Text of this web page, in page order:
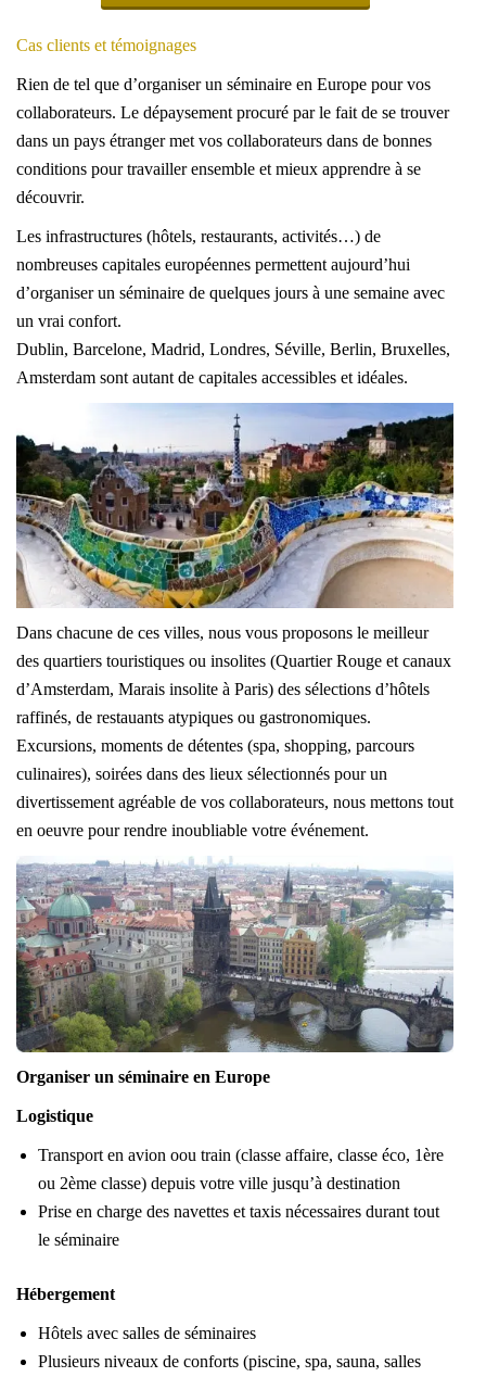
Cas clients et témoignages
Rien de tel que d’organiser un séminaire en Europe pour vos
collaborateurs. Le dépaysement procuré par le fait de se trouver
dans un pays étranger met vos collaborateurs dans de bonnes
conditions pour travailler ensemble et mieux apprendre à se
découvrir.
Les infrastructures (hôtels, restaurants, activités…) de
nombreuses capitales européennes permettent aujourd’hui
d’organiser un séminaire de quelques jours à une semaine avec
un vrai confort.
Dublin, Barcelone, Madrid, Londres, Séville, Berlin, Bruxelles,
Amsterdam sont autant de capitales accessibles et idéales.
Dans chacune de ces villes, nous vous proposons le meilleur
des quartiers touristiques ou insolites (Quartier Rouge et canaux
d’Amsterdam, Marais insolite à Paris) des sélections d’hôtels
raffinés, de restauants atypiques ou gastronomiques.
Excursions, moments de détentes (spa, shopping, parcours
culinaires), soirées dans des lieux sélectionnés pour un
divertissement agréable de vos collaborateurs, nous mettons tout
en oeuvre pour rendre inoubliable votre événement.
Organiser un séminaire en Europe
Logistique
Transport en avion oou train (classe affaire, classe éco, 1ère
ou 2ème classe) depuis votre ville jusqu’à destination
Prise en charge des navettes et taxis nécessaires durant tout
le séminaire
Hébergement
Hôtels avec salles de séminaires
Plusieurs niveaux de conforts (piscine, spa, sauna, salles